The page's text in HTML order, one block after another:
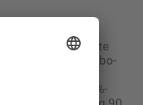
14,4 Monate
in der Placebo-
%) derer unter
[HR] 0,65 [95%-